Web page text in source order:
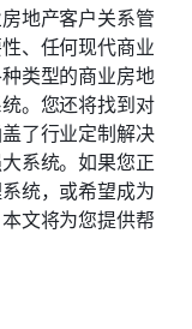
地产客户关系管
、任何现代商业
类型的商业房地
。您还将找到对
了行业定制解决
系统。如果您正
统，或希望成为
文将为您提供帮